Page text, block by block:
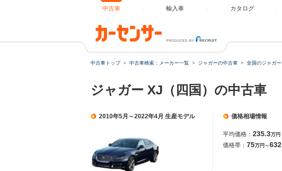
中古車 輸入車 カタログ
中古車トップ 中古車検索：メーカー一覧 ジャガーの中古車 全国のジャガー
ジャガー XJ（四国）の中古車
2010年5月～2022年4月 生産モデル 価格相場情報
平均価格： 235.3万円
価格帯： 75万円～632